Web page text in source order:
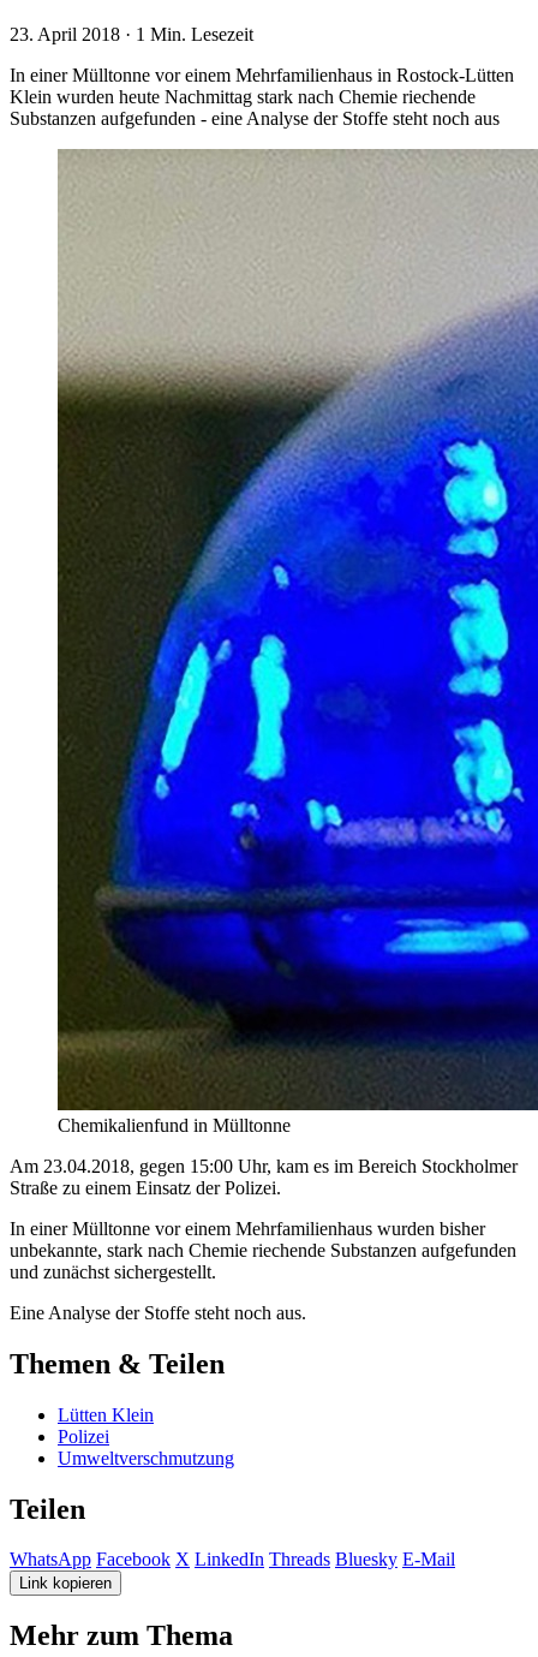
23. April 2018 · 1 Min. Lesezeit
In einer Mülltonne vor einem Mehrfamilienhaus in Rostock-Lütten
Klein wurden heute Nachmittag stark nach Chemie riechende
Substanzen aufgefunden - eine Analyse der Stoffe steht noch aus
Chemikalienfund in Mülltonne
Am 23.04.2018, gegen 15:00 Uhr, kam es im Bereich Stockholmer
Straße zu einem Einsatz der Polizei.
In einer Mülltonne vor einem Mehrfamilienhaus wurden bisher
unbekannte, stark nach Chemie riechende Substanzen aufgefunden
und zunächst sichergestellt.
Eine Analyse der Stoffe steht noch aus.
Themen & Teilen
Lütten Klein
Polizei
Umweltverschmutzung
Teilen
WhatsApp Facebook X LinkedIn Threads Bluesky E-Mail
Link kopieren
Mehr zum Thema